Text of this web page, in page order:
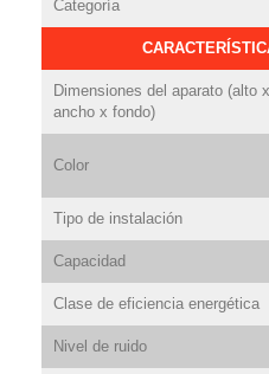
Categoría
Dimensiones del aparato (alto x
ancho x fondo)
Color
Tipo de instalación
Capacidad
Clase de eficiencia energética
Nivel de ruido